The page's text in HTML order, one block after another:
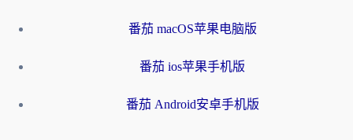
番茄 macOS苹果电脑版
番茄 ios苹果手机版
番茄 Android安卓手机版